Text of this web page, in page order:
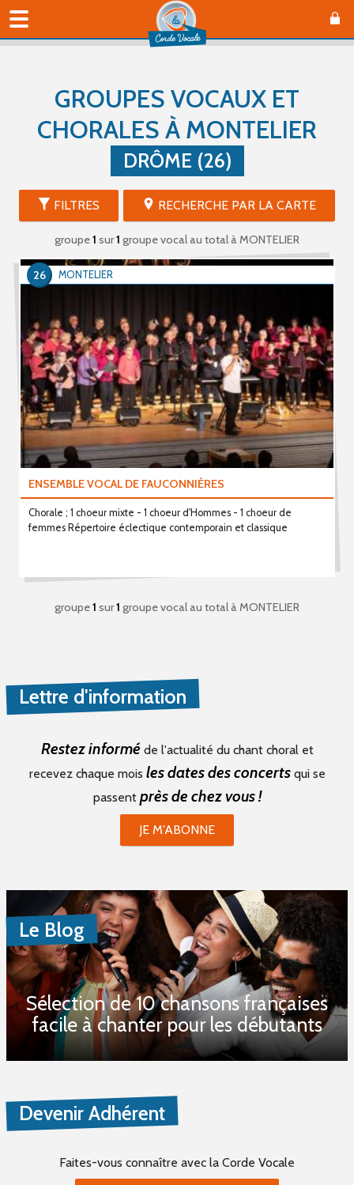
GROUPES VOCAUX ET
CHORALES À MONTELIER
DRÔME (26)
FILTRES RECHERCHE PAR LA CARTE
groupe1 sur1 groupe vocal au totalà MONTELIER
ENSEMBLE VOCAL DE FAUCONNIÈRES
Chorale ; 1 choeur mixte - 1 choeur d'Hommes - 1 choeur de
femmes Répertoire éclectique contemporain et classique
MONTELIER
26
groupe1 sur1 groupe vocal au totalà MONTELIER
Lettre d'information
Restez informé de l'actualité du chant choral et
recevez chaque mois les dates des concertsqui se
passent près de chez vous !
JE M'ABONNE
Le Blog
Sélection de 10 chansons françaises
facile à chanter pour les débutants
Devenir Adhérent
Faites-vous connaître avec la Corde Vocale